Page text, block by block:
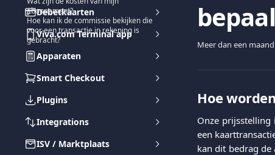
Debetkaarten
Viva.com Terminal app
Apparaten
Smart Checkout
Plugins
Integrations
ISV / Marktplaats
Meer dan een
Hoe
Onze prijsstelling
een
kan dit bedrag de
abonnement?
Hoe kan ik de commissie bekijken die
voor een transactie in rekening is
gebracht?